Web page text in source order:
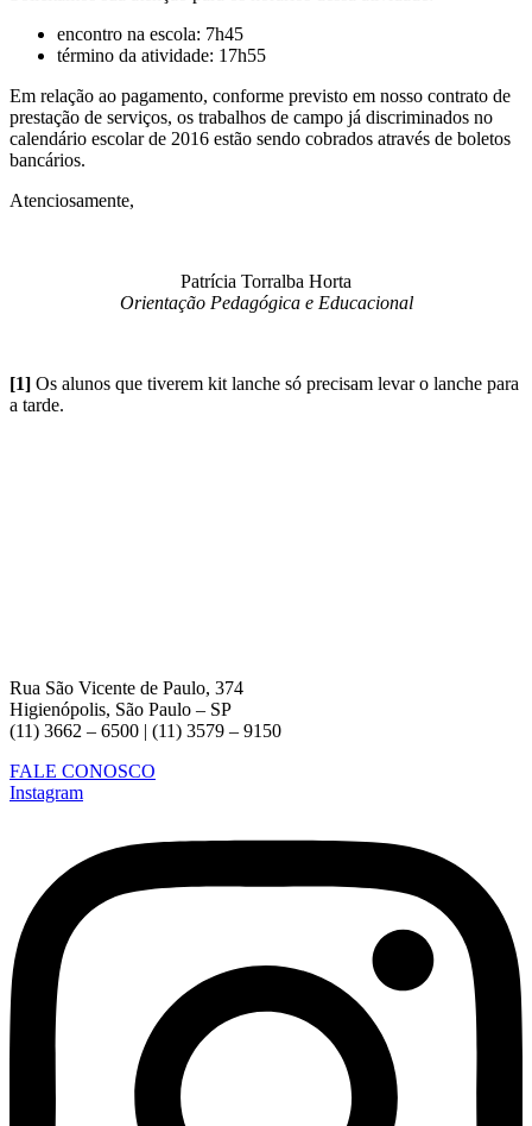
encontro na escola: 7h45
término da atividade: 17h55
Em relação ao pagamento, conforme previsto em nosso contrato de
prestação de serviços, os trabalhos de campo já discriminados no
calendário escolar de 2016 estão sendo cobrados através de boletos
bancários.
Atenciosamente,
Patrícia Torralba Horta
Orientação Pedagógica e Educacional
[1] Os alunos que tiverem kit lanche só precisam levar o lanche para
a tarde.
Rua São Vicente de Paulo, 374
Higienópolis, São Paulo – SP
(11) 3662 – 6500 | (11) 3579 – 9150
FALE CONOSCO
Instagram